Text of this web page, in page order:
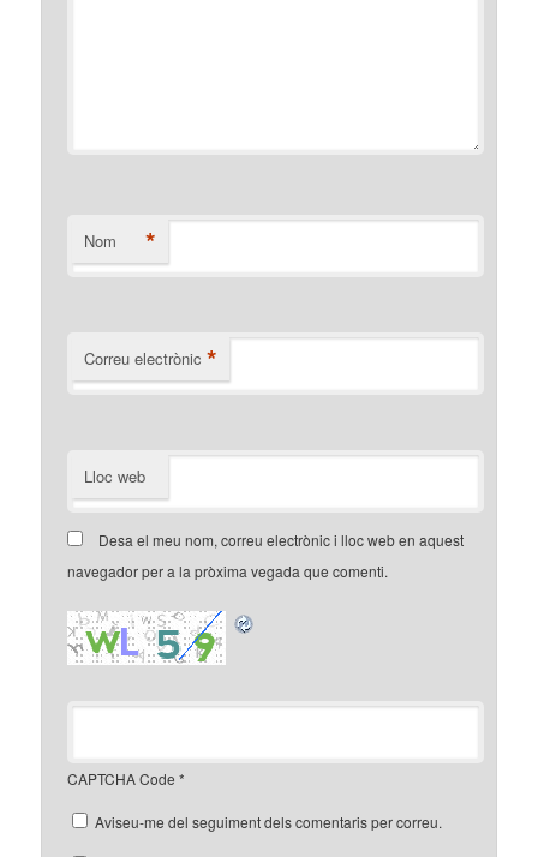
Nom *
Correu electrònic *
Lloc web
Desa el meu nom, correu electrònic i lloc web en aquest
navegador per a la pròxima vegada que comenti.
CAPTCHA Code *
Aviseu-me del seguiment dels comentaris per correu.